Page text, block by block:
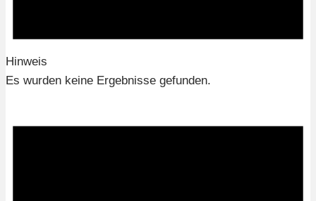
Hinweis
Es wurden keine Ergebnisse gefunden.